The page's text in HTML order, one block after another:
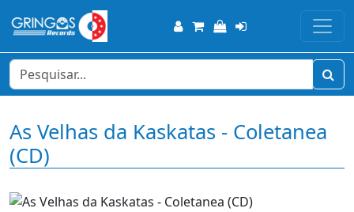
As Velhas da Kaskatas - Coletanea
(CD)